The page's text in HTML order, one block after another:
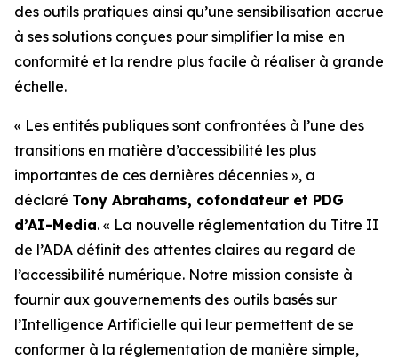
des outils pratiques ainsi qu’une sensibilisation accrue
à ses solutions conçues pour simplifier la mise en
conformité et la rendre plus facile à réaliser à grande
échelle.
« Les entités publiques sont confrontées à l’une des
transitions en matière d’accessibilité les plus
importantes de ces dernières décennies », a
déclaré Tony Abrahams, cofondateur et PDG
d’AI-Media. « La nouvelle réglementation du Titre II
de l’ADA définit des attentes claires au regard de
l’accessibilité numérique. Notre mission consiste à
fournir aux gouvernements des outils basés sur
l’Intelligence Artificielle qui leur permettent de se
conformer à la réglementation de manière simple,